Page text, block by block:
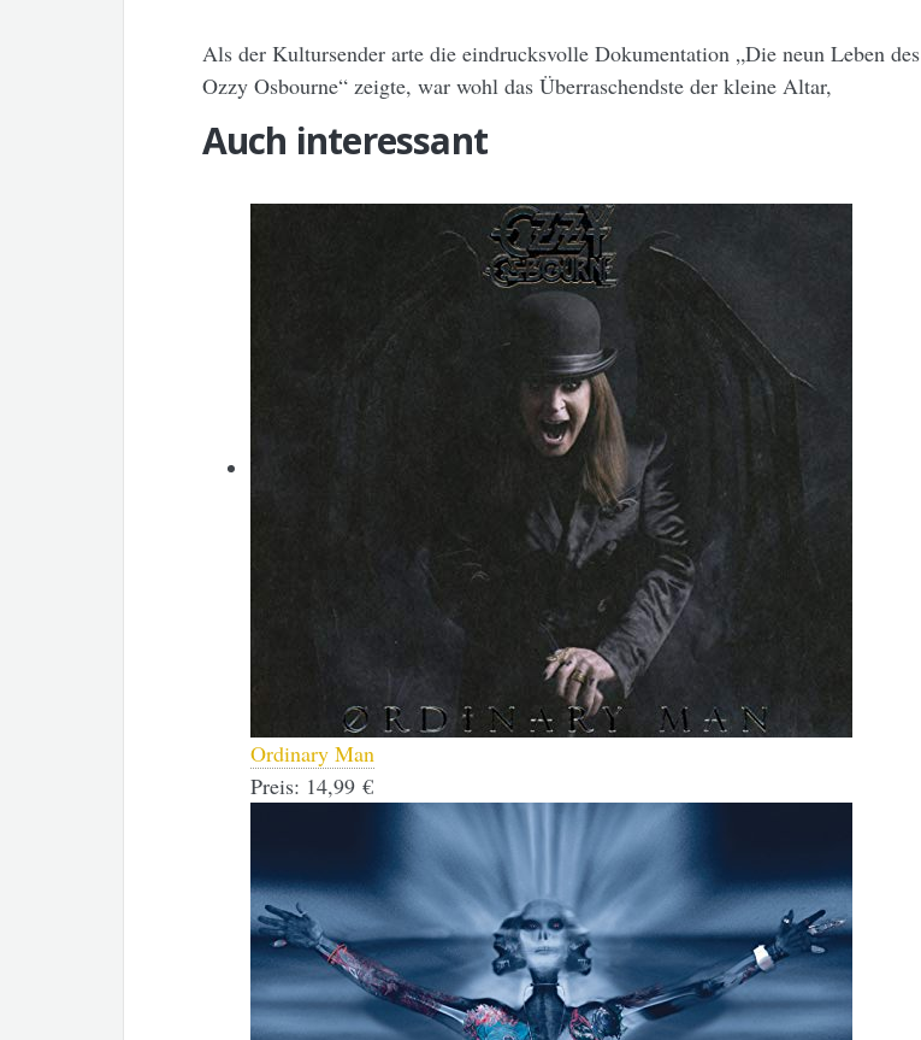
Als der Kultursender arte die eindrucksvolle Dokumentation „Die neun Leben des
Ozzy Osbourne“ zeigte, war wohl das Überraschendste der kleine Altar,
Auch interessant
Ordinary Man
Preis: 14,99 €